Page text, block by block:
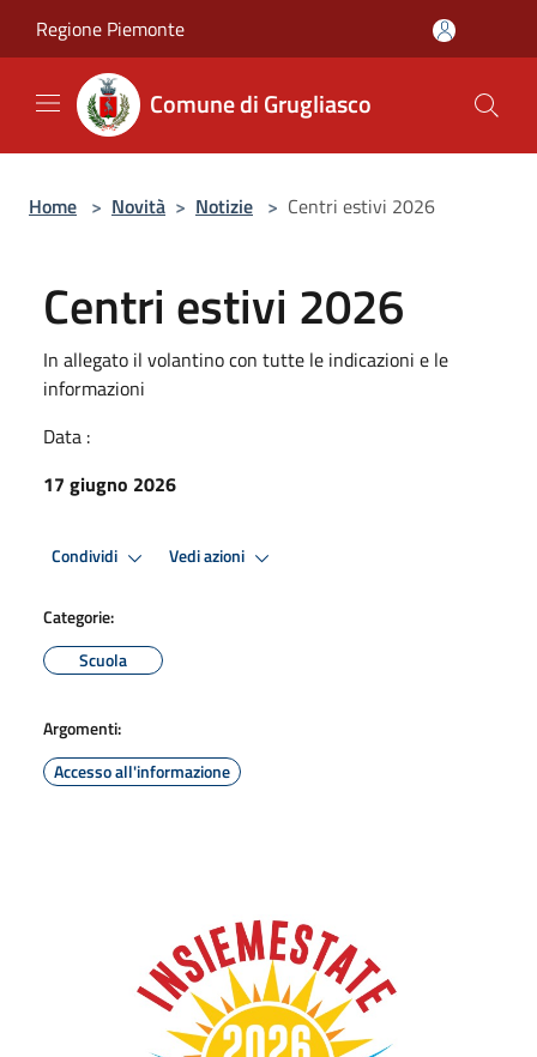
Regione Piemonte
Comune di Grugliasco
Home > Novità > Notizie > Centri estivi 2026
Centri estivi 2026
In allegato il volantino con tutte le indicazioni e le
informazioni
Data :
17 giugno 2026
Condividi Vedi azioni
Categorie:
Scuola
Argomenti:
Accesso all'informazione